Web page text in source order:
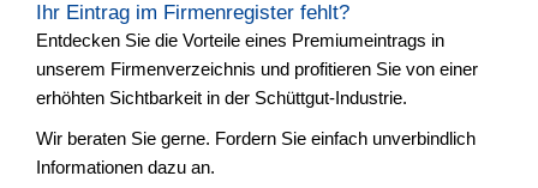
Ihr Eintrag im Firmenregister fehlt?
Entdecken Sie die Vorteile eines Premiumeintrags in
unserem Firmenverzeichnis und profitieren Sie von einer
erhöhten Sichtbarkeit in der Schüttgut-Industrie.
Wir beraten Sie gerne. Fordern Sie einfach unverbindlich
Informationen dazu an.